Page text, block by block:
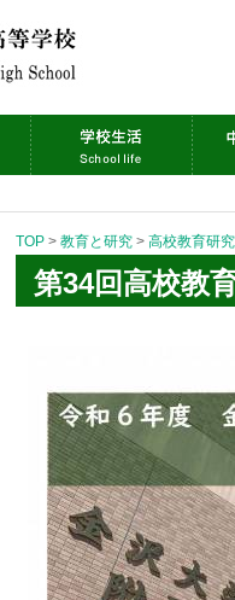
TOP > 教育と研究 > 高校教育研
第34回高校教